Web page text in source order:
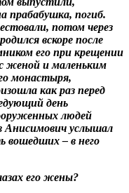
прабабушка, погиб.
потом через
вскоре после
его при крещении
женой и маленьким
монастыря,
как раз перед
день
людей
Анисимович услышал
вошедших – в него
его жены?